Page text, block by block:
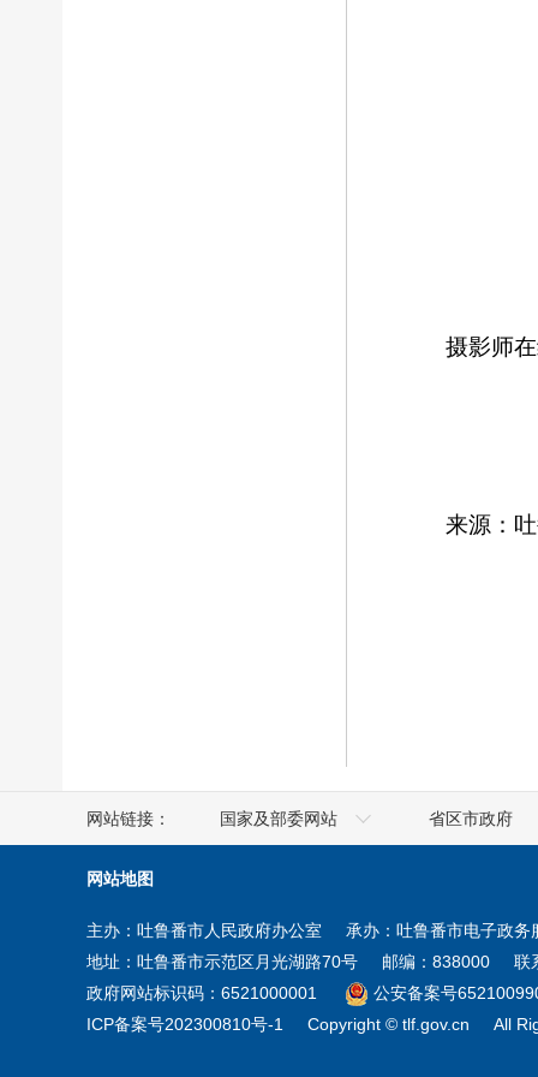
摄影师
来源：
网站链接： 国家及部委网站
住房和城乡建设部
教育部
省区市政府
新疆
宁夏
网站地图
主办：吐鲁番市人民政府办公室
承办：吐鲁番市电子政务
地址：吐鲁番市示范区月光湖路70号
邮编：838000
联
政府网站标识码：6521000001
公安备案号
ICP备案号202300810号-1
Copyright © tlf.gov.cn All